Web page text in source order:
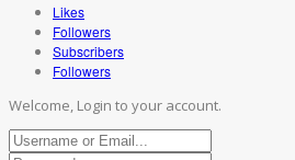
Likes
Followers
Subscribers
Followers
Welcome, Login to your account.